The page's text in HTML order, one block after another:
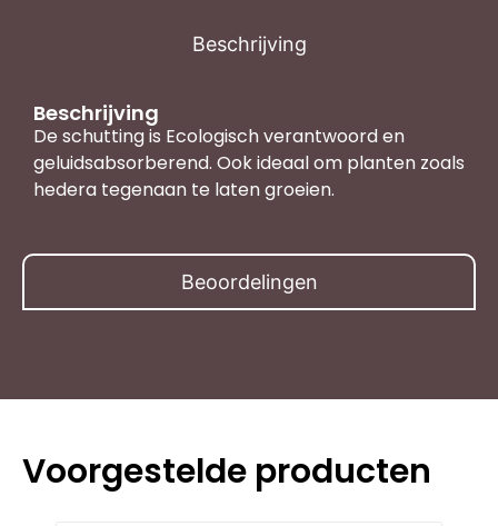
Beschrijving
Beoordelingen
Beschrijving
De schutting is Ecologisch verantwoord en
geluidsabsorberend. Ook ideaal om planten zoals
hedera tegenaan te laten groeien.
Voorgestelde producten